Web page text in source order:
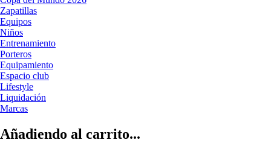
Zapatillas
Equipos
Niños
Entrenamiento
Porteros
Equipamiento
Espacio club
Lifestyle
Liquidación
Marcas
Añadiendo al carrito...